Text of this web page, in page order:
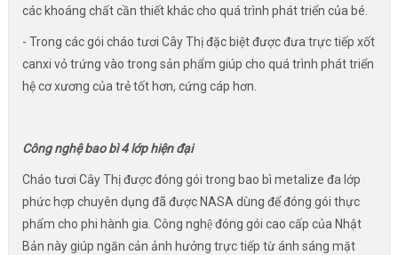
các khoáng chất cần thiết khác cho quá trình phát triển của bé.
- Trong các gói cháo tươi Cây Thị đặc biệt được đưa trực tiếp xốt
canxi vỏ trứng vào trong sản phẩm giúp cho quá trình phát triển
hệ cơ xương của trẻ tốt hơn, cứng cáp hơn.
Công nghệ bao bì 4 lớp hiện đại
Cháo tươi Cây Thị được đóng gói trong bao bì metalize đa lớp
phức hợp chuyên dụng đã được NASA dùng để đóng gói thực
phẩm cho phi hành gia. Công nghệ đóng gói cao cấp của Nhật
Bản này giúp ngăn cản ảnh hưởng trực tiếp từ ánh sáng mặt